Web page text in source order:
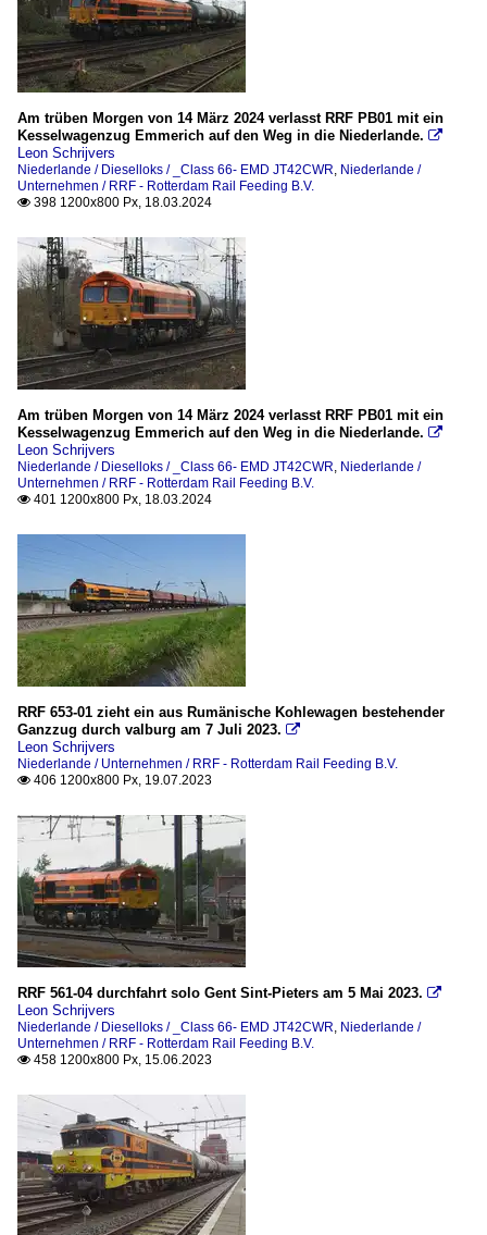
Am trüben Morgen von 14 März 2024 verlasst RRF PB01 mit ein
Kesselwagenzug Emmerich auf den Weg in die Niederlande. 
Leon Schrijvers
Niederlande / Dieselloks / _Class 66- EMD JT42CWR, Niederlande /
Unternehmen / RRF - Rotterdam Rail Feeding B.V.
 398 1200x800 Px, 18.03.2024
Am trüben Morgen von 14 März 2024 verlasst RRF PB01 mit ein
Kesselwagenzug Emmerich auf den Weg in die Niederlande. 
Leon Schrijvers
Niederlande / Dieselloks / _Class 66- EMD JT42CWR, Niederlande /
Unternehmen / RRF - Rotterdam Rail Feeding B.V.
 401 1200x800 Px, 18.03.2024
RRF 653-01 zieht ein aus Rumänische Kohlewagen bestehender
Ganzzug durch valburg am 7 Juli 2023. 
Leon Schrijvers
Niederlande / Unternehmen / RRF - Rotterdam Rail Feeding B.V.
 406 1200x800 Px, 19.07.2023
RRF 561-04 durchfahrt solo Gent Sint-Pieters am 5 Mai 2023. 
Leon Schrijvers
Niederlande / Dieselloks / _Class 66- EMD JT42CWR, Niederlande /
Unternehmen / RRF - Rotterdam Rail Feeding B.V.
 458 1200x800 Px, 15.06.2023